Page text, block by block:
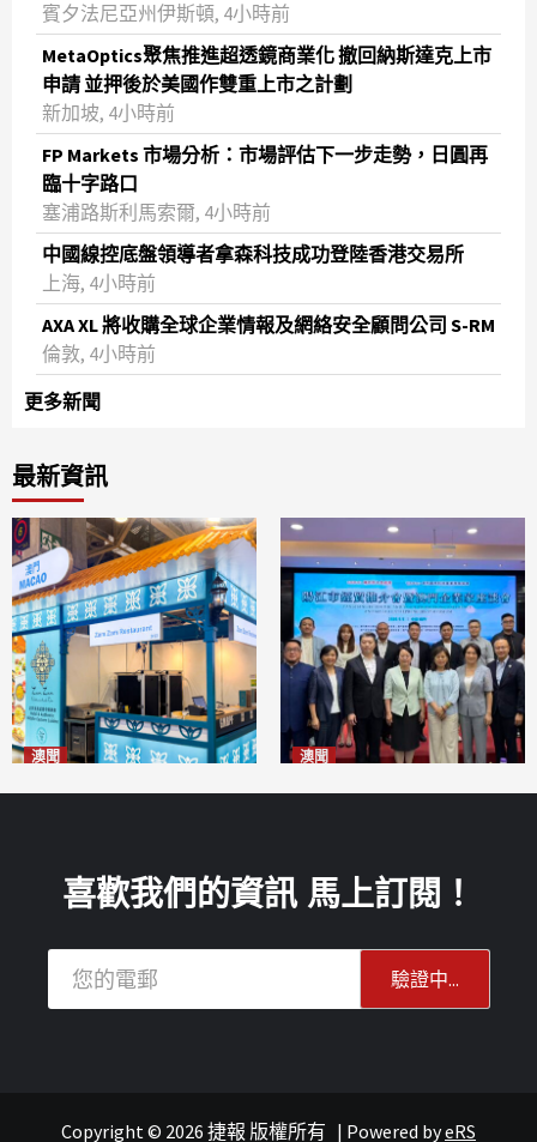
賓夕法尼亞州伊斯頓, 4小時前
MetaOptics聚焦推進超透鏡商業化 撤回納斯達克上市
申請 並押後於美國作雙重上市之計劃
新加坡, 4小時前
FP Markets 市場分析：市場評估下一步走勢，日圓再
臨十字路口
塞浦路斯利馬索爾, 4小時前
中國線控底盤領導者拿森科技成功登陸香港交易所
上海, 4小時前
AXA XL 將收購全球企業情報及網絡安全顧問公司 S-RM
倫敦, 4小時前
更多新聞
最新資訊
澳聞 澳聞
喜歡我們的資訊 馬上訂閱！
Copyright © 2026 捷報 版權所有 | Powered byeRS